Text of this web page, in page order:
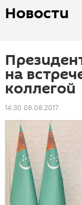
Новости
на
коллегой
14:30 08.08.2017